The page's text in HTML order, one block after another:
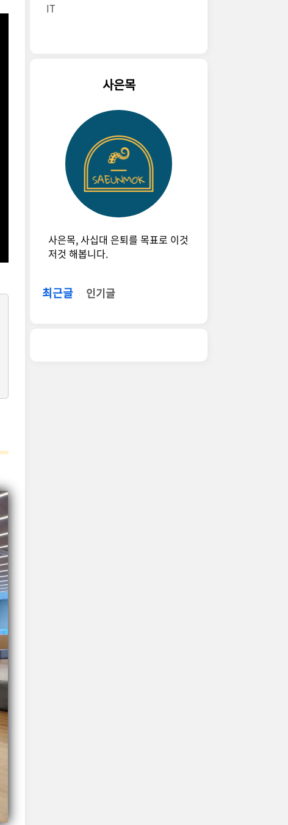
IT
사은목
사은목, 사십대 은퇴를 목표로 이것
저것 해봅니다.
최근글 인기글